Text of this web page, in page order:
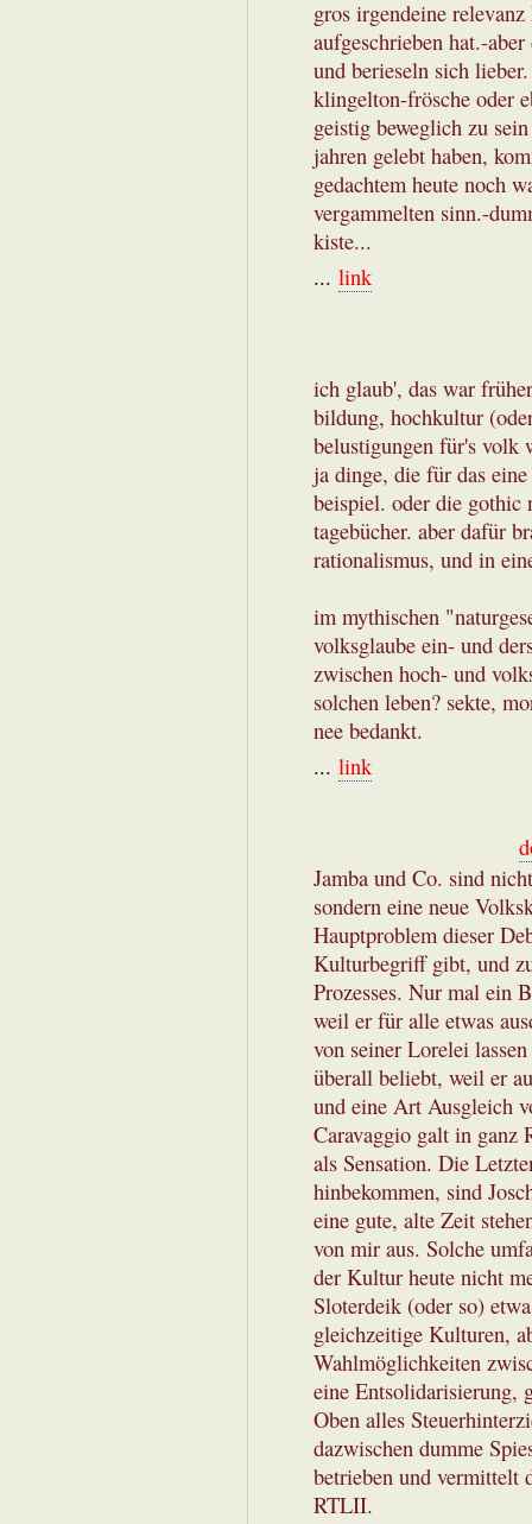
gros irgendeine
aufgeschrieben hat.-
und berieseln sich
klingelton-frösche oder
geistig beweglich zu
jahren gelebt haben,
gedachtem heute noch
vergammelten sinn.-
kiste...
... link
ich glaub', das war
bildung, hochkultur
belustigungen für's volk
ja dinge, die für das eine
beispiel. oder die gothic
tagebücher. aber dafür
rationalismus, und in
im mythischen
volksglaube ein- und
zwischen hoch- und
solchen leben? sekte,
nee bedankt.
... link
Jamba und Co. sind
sondern eine neue
Hauptproblem dieser
Kulturbegriff gibt, und
Prozesses. Nur mal ein
weil er für alle etwas
von seiner Lorelei
überall beliebt, weil er
und eine Art Ausgleich
Caravaggio galt in ganz
als Sensation. Die
hinbekommen, sind
eine gute, alte Zeit
von mir aus. Solche
der Kultur heute nicht
Sloterdeik (oder so)
gleichzeitige Kulturen,
Wahlmöglichkeiten
eine Entsolidarisierung,
Oben alles
dazwischen dumme
betrieben und vermittelt
RTLII.